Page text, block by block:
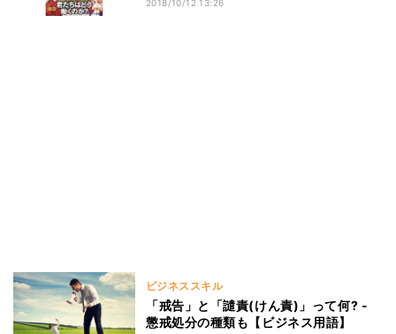
2018/10/12 13:26
ビジネススキル
「戒告」と「譴責(けん責)」って何? -
懲戒処分の種類も【ビジネス用語】